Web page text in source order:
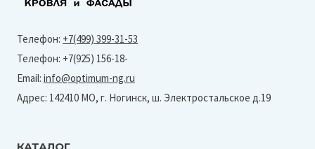
Телефон: +7(499) 399-31-53
Телефон: +7(925) 156-18-
Email: info@optimum-ng.ru
Адрес: 142410 МО, г. Ногинск, ш. Электростальское д.19
КАТАЛОГ